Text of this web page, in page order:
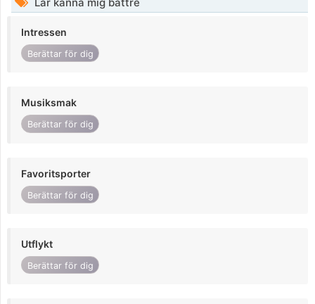
Intressen
Berättar för dig
Musiksmak
Berättar för dig
Favoritsporter
Berättar för dig
Utflykt
Berättar för dig